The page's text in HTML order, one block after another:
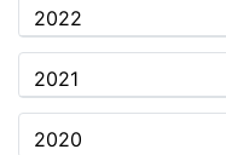
2022
2021
2020